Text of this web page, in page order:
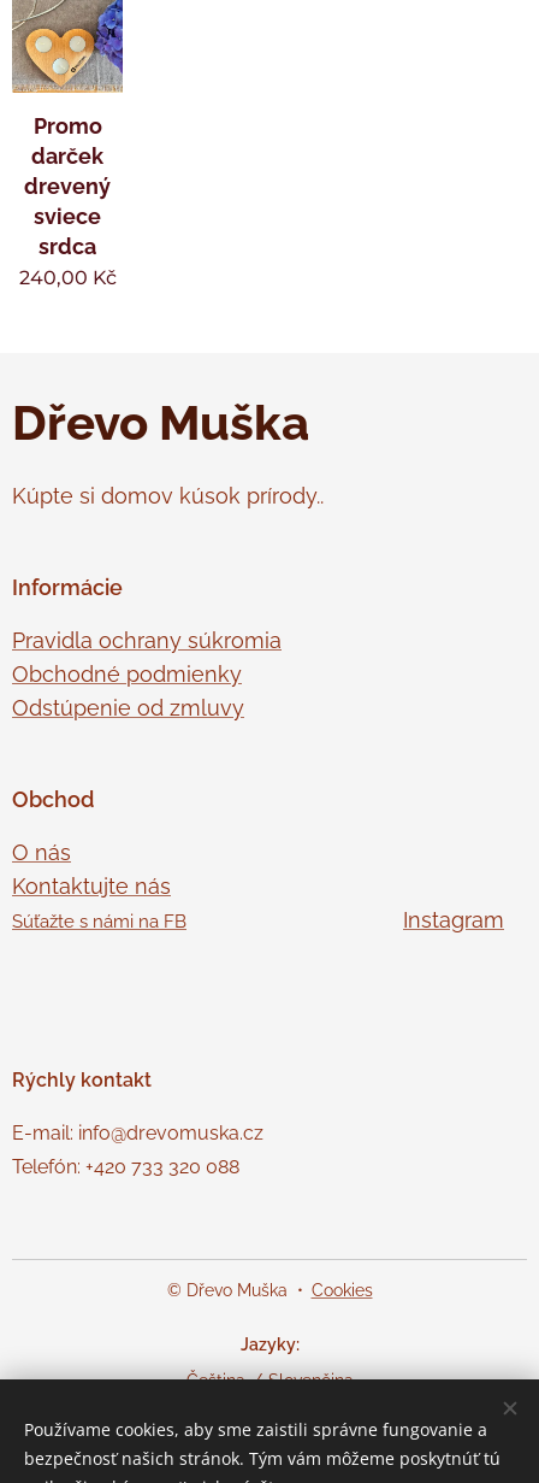
Promo
darček
drevený
sviece
srdca
240,00 Kč
Dřevo Muška
Kúpte si domov kúsok prírody..
Informácie
Pravidla ochrany súkromia
Obchodné podmienky
Odstúpenie od zmluvy
Obchod
O nás
Kontaktujte nás
Súťažte s námi na FB Instagram
Rýchly kontakt
E-mail: info@drevomuska.cz
Telefón: +420 733 320 088
© Dřevo Muška Cookies
Jazyky
Čeština
Slovenčina
Mena
CZK Kč
EUR €
Používame cookies, aby sme zaistili správne fungovanie a
bezpečnosť našich stránok. Tým vám môžeme poskytnúť tú